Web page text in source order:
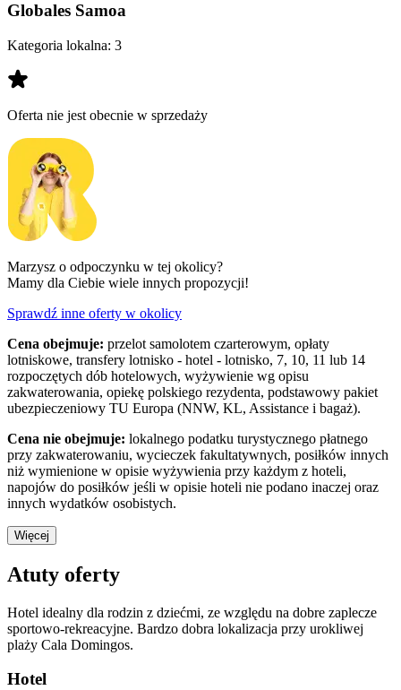
Globales Samoa
Kategoria lokalna: 3
Oferta nie jest obecnie w sprzedaży
Marzysz o odpoczynku w tej okolicy?
Mamy dla Ciebie wiele innych propozycji!
Sprawdź inne oferty w okolicy
Cena obejmuje: przelot samolotem czarterowym, opłaty
lotniskowe, transfery lotnisko - hotel - lotnisko, 7, 10, 11 lub 14
rozpoczętych dób hotelowych, wyżywienie wg opisu
zakwaterowania, opiekę polskiego rezydenta, podstawowy pakiet
ubezpieczeniowy TU Europa (NNW, KL, Assistance i bagaż).
Cena nie obejmuje: lokalnego podatku turystycznego płatnego
przy zakwaterowaniu, wycieczek fakultatywnych, posiłków innych
niż wymienione w opisie wyżywienia przy każdym z hoteli,
napojów do posiłków jeśli w opisie hoteli nie podano inaczej oraz
innych wydatków osobistych.
Więcej
Atuty oferty
Hotel idealny dla rodzin z dziećmi, ze względu na dobre zaplecze
sportowo-rekreacyjne. Bardzo dobra lokalizacja przy urokliwej
plaży Cala Domingos.
Hotel